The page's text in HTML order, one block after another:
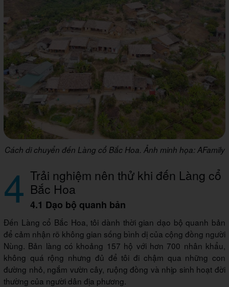
Cách di chuyển đến Làng cổ Bắc Hoa. Ảnh minh họa: AFamily
4 Trải nghiệm nên thử khi đến Làng cổ
Bắc Hoa
4.1 Dạo bộ quanh bản
Đến Làng cổ Bắc Hoa, tôi dành thời gian dạo bộ quanh bản
để cảm nhận rõ không gian sống bình dị của cộng đồng người
Nùng. Bản làng có khoảng 157 hộ với hơn 700 nhân khẩu,
không quá rộng nhưng đủ để tôi đi chậm qua những con
đường nhỏ, ngắm vườn cây, ruộng đồng và nhịp sinh hoạt đời
thường của người dân địa phương.